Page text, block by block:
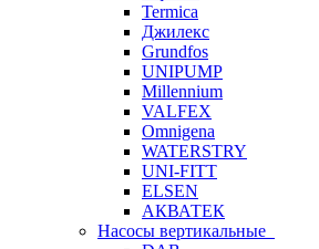
Termica
Джилекс
Grundfos
UNIPUMP
Millennium
VALFEX
Omnigena
WATERSTRY
UNI-FITT
ELSEN
АКВАТЕК
Насосы вертикальные